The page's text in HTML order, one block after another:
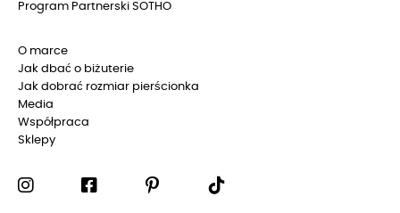
Program Partnerski SOTHO
O marce
Jak dbać o biżuterie
Jak dobrać rozmiar pierścionka
Media
Współpraca
Sklepy